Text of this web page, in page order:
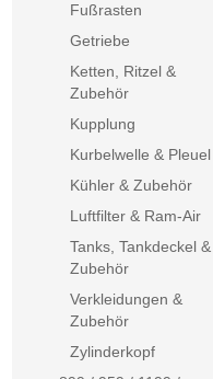
Fußrasten
Getriebe
Ketten, Ritzel &
Zubehör
Kupplung
Kurbelwelle & Pleuel
Kühler & Zubehör
Luftfilter & Ram-Air
Tanks, Tankdeckel &
Zubehör
Verkleidungen &
Zubehör
Zylinderkopf